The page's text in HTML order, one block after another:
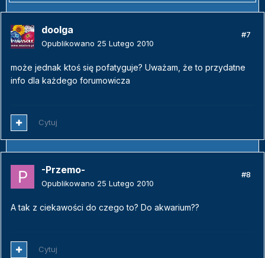
doolga
Opublikowano 25 Lutego 2010
#7
może jednak ktoś się pofatyguje? Uważam, że to przydatne
info dla każdego forumowicza
Cytuj
-Przemo-
Opublikowano 25 Lutego 2010
#8
A tak z ciekawości do czego to? Do akwarium??
Cytuj